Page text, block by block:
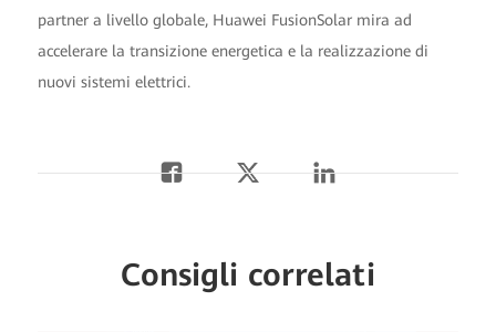
partner a livello globale, Huawei FusionSolar mira ad
accelerare la transizione energetica e la realizzazione di
nuovi sistemi elettrici.
Consigli correlati